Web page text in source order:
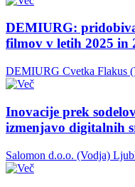
DEMIURG:
filmov v letih 2025 in
DEMIURG Cvetka Flakus
Inovacije prek
izmenjavo digitalnih
Salomon d.o.o. (Vodja)